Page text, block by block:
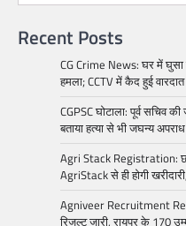
Recent Posts
CG Crime News: घर में घुसा
हमला; CCTV में कैद हुई वारदात
CGPSC घोटाला: पूर्व सचिव
बताया हत्या से भी जघन्य अपराध
Agri Stack Registration:
AgriStack से ही होगी
Agniveer Recruitment
रिजल्ट जारी, रायपुर के 170